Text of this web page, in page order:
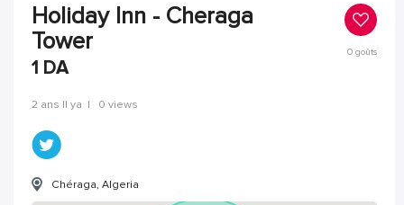
Holiday Inn - Cheraga
Tower
1 DA
0goûts
2 ans Il ya | 0 views
Chéraga, Algeria